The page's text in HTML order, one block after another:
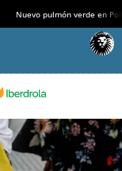
Nuevo pulmón verde en